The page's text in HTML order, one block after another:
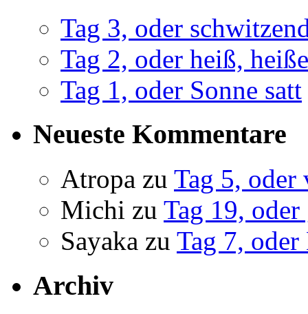
Tag 3, oder
Tag 2, oder heiß,
Tag 1, oder Sonne satt
Neueste Kommentare
Atropa zu Tag 5, oder
Michi zu Tag 19,
Sayaka zu Tag 7, oder
Archiv